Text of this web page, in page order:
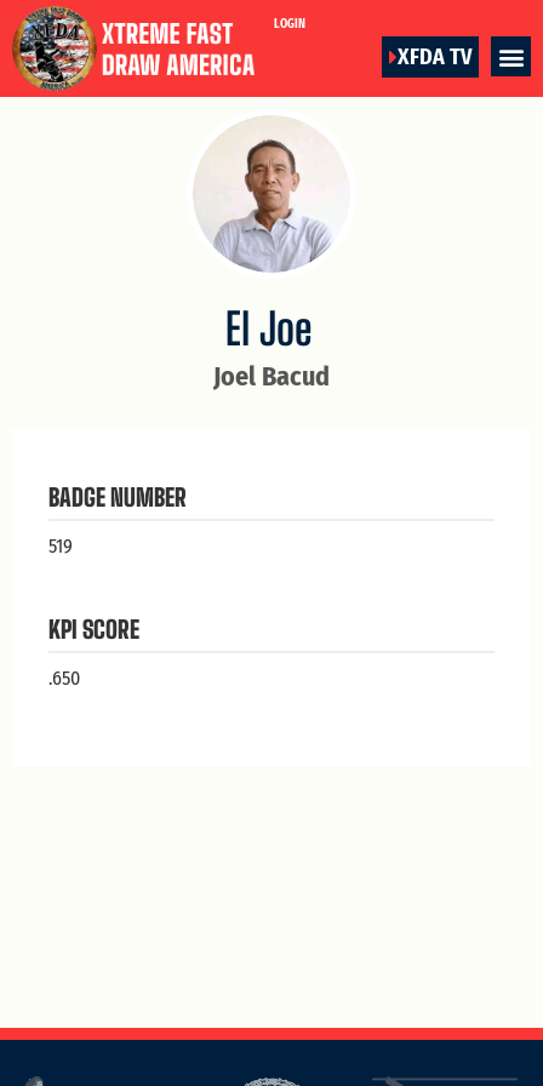
LOGIN
XFDA TV
Joel Bacud
El Joe
BADGE NUMBER
519
KPI SCORE
.650